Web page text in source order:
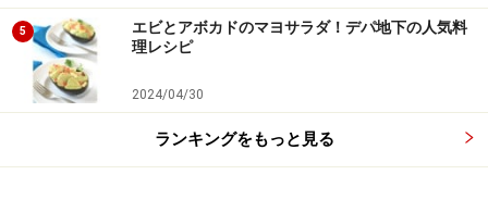
テフロン加工のものであれば、油は不要です。それ以外
のものは薄く油をひいてください。 チョコレートが入っ
ているため、焦げやすくなります。必ず弱火で焼いてく
5
エビとアボカドのマヨサラダ！デパ地下の人気料
理レシピ
2024/04/30
ランキングをもっと見る